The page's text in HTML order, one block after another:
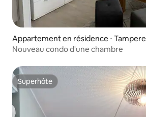
Appartement en résidence ⋅ Tampere
Nouveau condo d'une chambre
Superhôte
Superhôte